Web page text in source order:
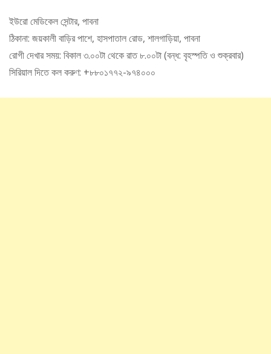
ইউরো মেডিকেল সেন্টার, পাবনা
ঠিকানা: জয়কালী বাড়ির পাশে, হাসপাতাল রোড, শালগাড়িয়া, পাবনা
রোগী দেখার সময়: বিকাল ৩.০০টা থেকে রাত ৮.০০টা (বন্ধ: বৃহস্পতি ও শুক্রবার)
সিরিয়াল দিতে কল করুণ: +৮৮০১৭৭২-৯৭৪০০০